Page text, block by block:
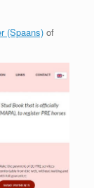
(Spaans) of